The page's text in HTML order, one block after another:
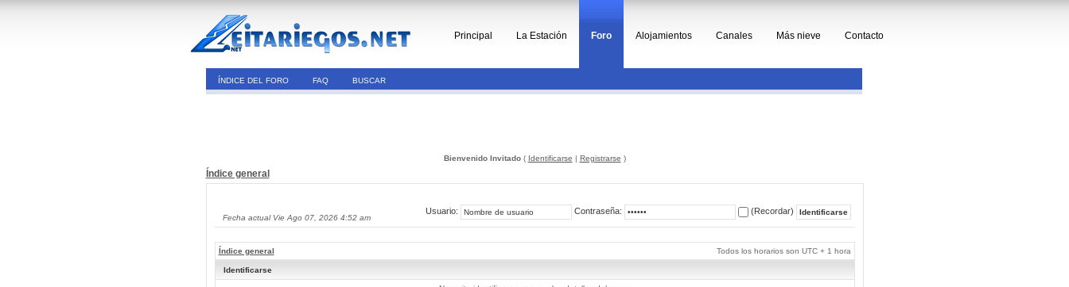
Principal La Estación Foro Alojamientos Canales Más nieve Contacto
ÍNDICE DEL FORO FAQ BUSCAR
Bienvenido Invitado( Identificarse | Registrarse )
Índice general
Fecha actual Vie Ago 07, 2026 4:52 am
Usuario: Contraseña: (Recordar)
Índice general Todos los horarios son UTC + 1 hora
Identificarse